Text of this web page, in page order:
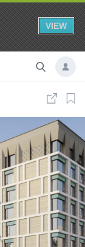
VIEW